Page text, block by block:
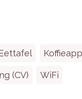
met
(CV) WiFi